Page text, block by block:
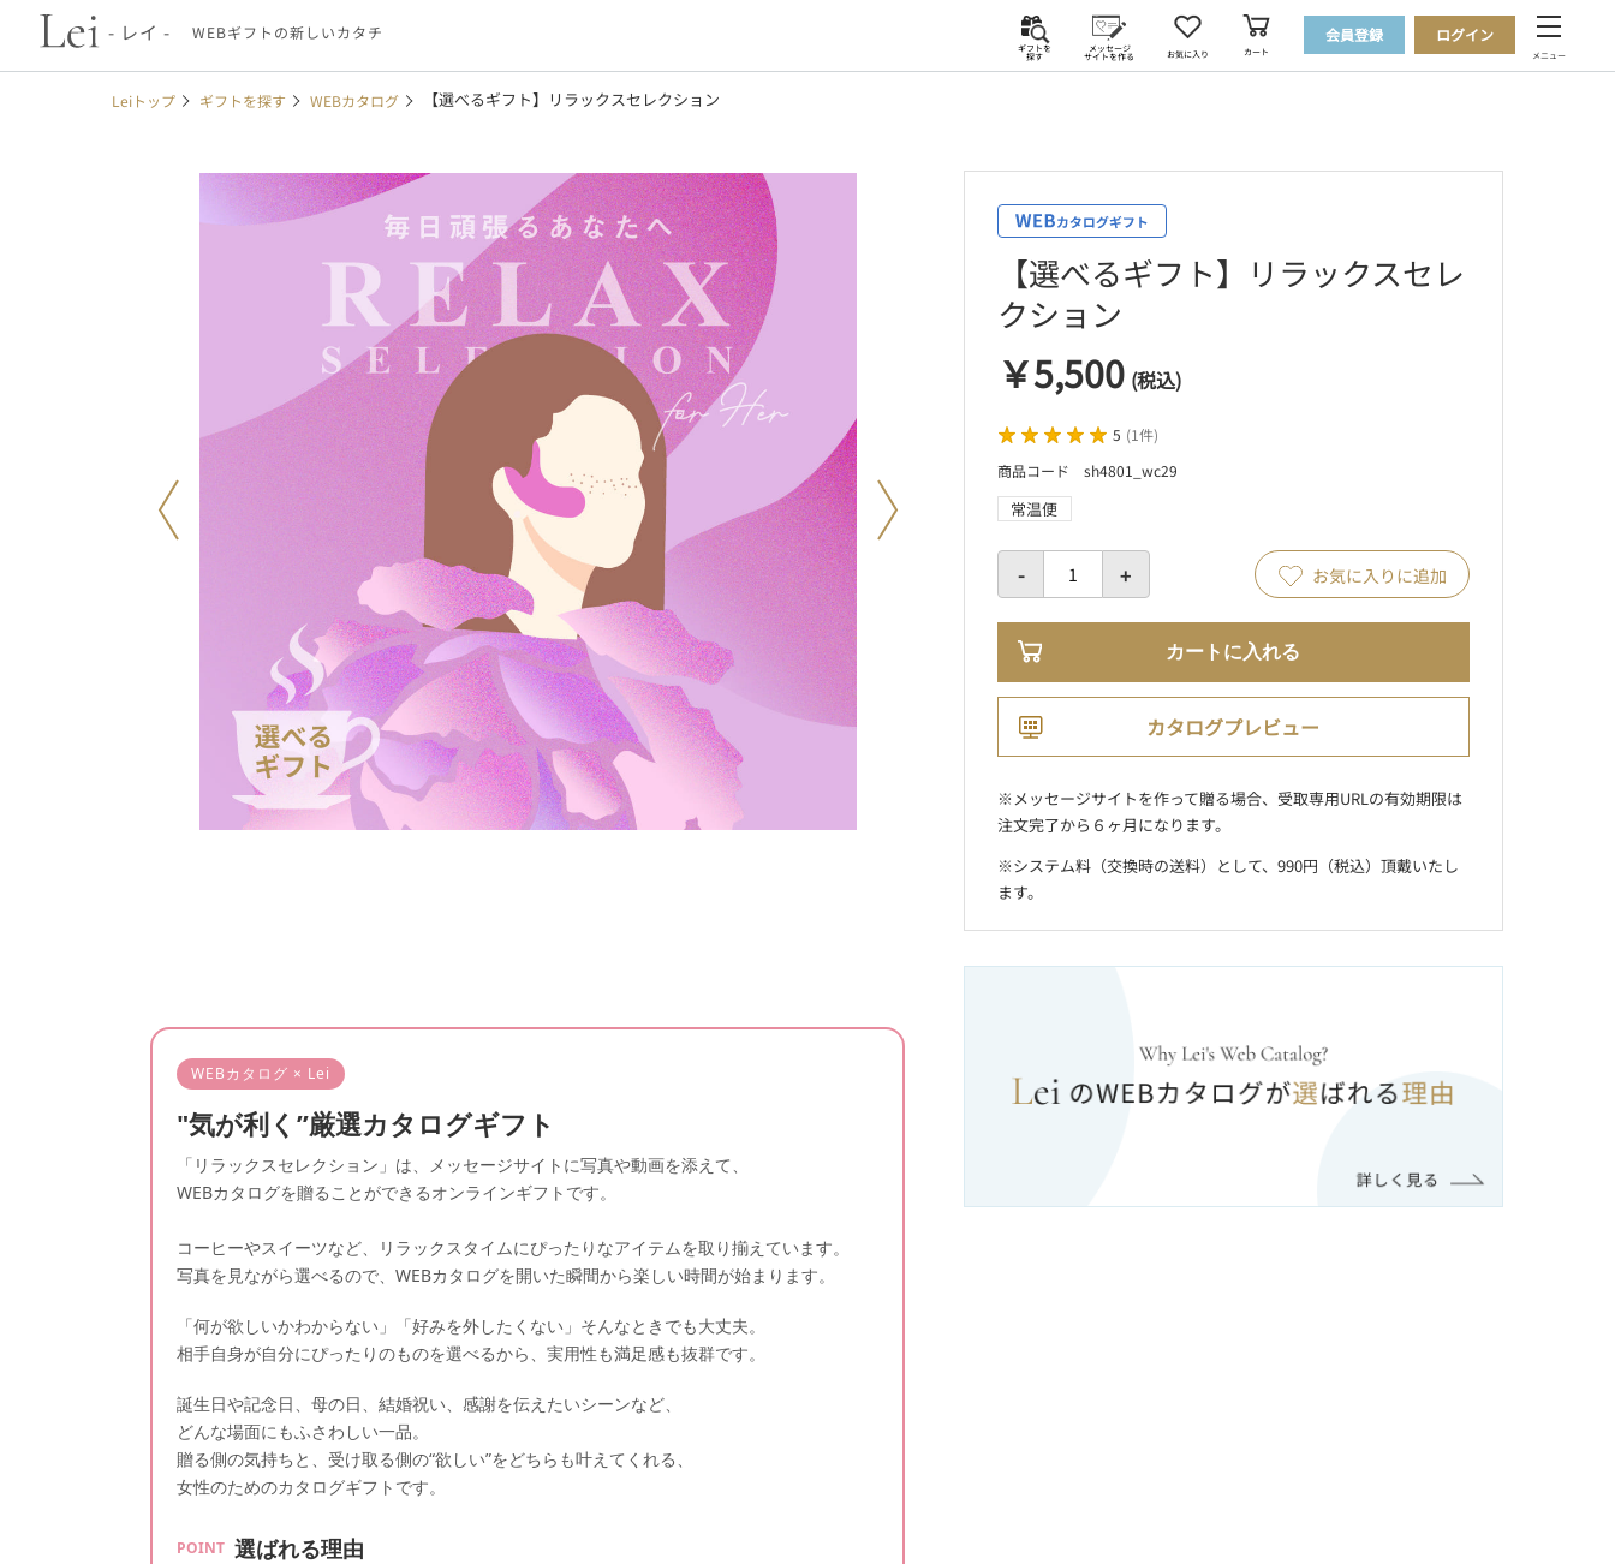
- レイ - WEBギフトの新しいカタチ
ギフトを
探す
メッセージ
サイトを作る お気に入り カート
会員登録 ログイン
メニュー
Leiトップ ギフトを探す WEBカタログ 【選べるギフト】リラックスセレクション
WEBカタログ × Lei
"気が利く”厳選カタログギフト
「リラックスセレクション」は、メッセージサイトに写真や動画を添えて、
WEBカタログを贈ることができるオンラインギフトです。
コーヒーやスイーツなど、リラックスタイムにぴったりなアイテムを取り揃えています。
写真を見ながら選べるので、WEBカタログを開いた瞬間から楽しい時間が始まります。
「何が欲しいかわからない」「好みを外したくない」そんなときでも大丈夫。
相手自身が自分にぴったりのものを選べるから、実用性も満足感も抜群です。
誕生日や記念日、母の日、結婚祝い、感謝を伝えたいシーンなど、
どんな場面にもふさわしい一品。
贈る側の気持ちと、受け取る側の“欲しい”をどちらも叶えてくれる、
女性のためのカタログギフトです。
POINT 選ばれる理由
【選べるギフト】リラックスセレ
クション
￥5,500 (税込)
5 (1件)
商品コード sh4801_wc29
常温便
- + お気に入りに追加
カートに入れる
カタログプレビュー
※メッセージサイトを作って贈る場合、受取専用URLの有効期限は
注文完了から６ヶ月になります。
※システム料（交換時の送料）として、990円（税込）頂戴いたし
ます。